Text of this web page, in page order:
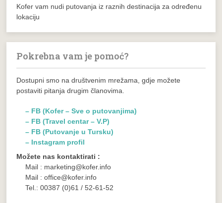
Kofer vam nudi putovanja iz raznih destinacija za određenu
lokaciju
Pokrebna vam je pomoć?
Dostupni smo na društvenim mrežama, gdje možete
postaviti pitanja drugim članovima.
– FB (Kofer – Sve o putovanjima)
– FB (Travel centar – V.P)
– FB (Putovanje u Tursku)
– Instagram profil
Možete nas kontaktirati :
Mail : marketing@kofer.info
Mail : office@kofer.info
Tel.: 00387 (0)61 / 52-61-52